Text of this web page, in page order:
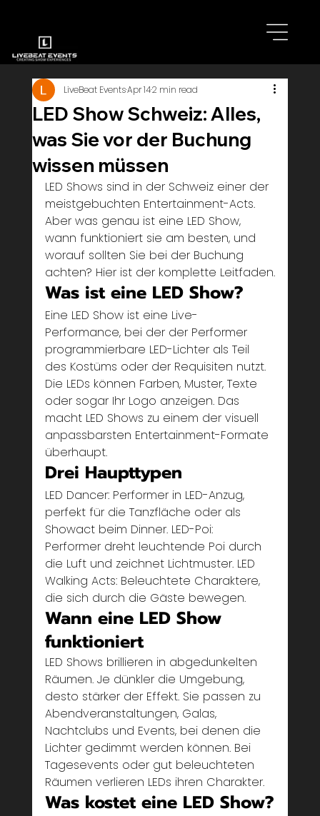
LED Show Schweiz: Alles,
was Sie vor der Buchung
wissen müssen
LiveBeat EventsApr 142 min read
LED Shows sind in der Schweiz einer der
meistgebuchten Entertainment-Acts.
Aber was genau ist eine LED Show,
wann funktioniert sie am besten, und
worauf sollten Sie bei der Buchung
achten? Hier ist der komplette Leitfaden.
Was ist eine LED Show?
Eine LED Show ist eine Live-
Performance, bei der der Performer
programmierbare LED-Lichter als Teil
des Kostüms oder der Requisiten nutzt.
Die LEDs können Farben, Muster, Texte
oder sogar Ihr Logo anzeigen. Das
macht LED Shows zu einem der visuell
anpassbarsten Entertainment-Formate
überhaupt.
Drei Haupttypen
LED Dancer: Performer in LED-Anzug,
perfekt für die Tanzfläche oder als
Showact beim Dinner. LED-Poi:
Performer dreht leuchtende Poi durch
die Luft und zeichnet Lichtmuster. LED
Walking Acts: Beleuchtete Charaktere,
die sich durch die Gäste bewegen.
Wann eine LED Show
funktioniert
LED Shows brillieren in abgedunkelten
Räumen. Je dünkler die Umgebung,
desto stärker der Effekt. Sie passen zu
Abendveranstaltungen, Galas,
Nachtclubs und Events, bei denen die
Lichter gedimmt werden können. Bei
Tagesevents oder gut beleuchteten
Räumen verlieren LEDs ihren Charakter.
Was kostet eine LED Show?